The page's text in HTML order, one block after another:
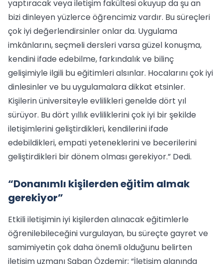
yaptıracak veya iletişim fakültesi okuyup da şu an
bizi dinleyen yüzlerce öğrencimiz vardır. Bu süreçleri
çok iyi değerlendirsinler onlar da. Uygulama
imkânlarını, seçmeli dersleri varsa güzel konuşma,
kendini ifade edebilme, farkındalık ve bilinç
gelişimiyle ilgili bu eğitimleri alsınlar. Hocalarını çok iyi
dinlesinler ve bu uygulamalara dikkat etsinler.
Kişilerin üniversiteyle evlilikleri genelde dört yıl
sürüyor. Bu dört yıllık evliliklerini çok iyi bir şekilde
iletişimlerini geliştirdikleri, kendilerini ifade
edebildikleri, empati yeteneklerini ve becerilerini
geliştirdikleri bir dönem olması gerekiyor.” Dedi.
“Donanımlı kişilerden eğitim almak
gerekiyor”
Etkili iletişimin iyi kişilerden alınacak eğitimlerle
öğrenilebileceğini vurgulayan, bu süreçte gayret ve
samimiyetin çok daha önemli olduğunu belirten
iletişim uzmanı Şaban Özdemir; “İletişim alanında